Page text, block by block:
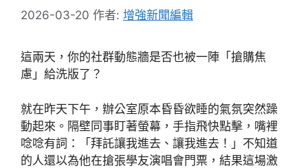
2026-03-20 作者: 增強新聞編輯
這兩天，你的社群動態牆是否也被一陣「搶購焦
慮」給洗版了？
就在昨天下午，辦公室原本昏昏欲睡的氣氛突然躁
動起來。隔壁同事盯著螢幕，手指飛快點擊，嘴裡
唸唸有詞：「拜託讓我進去、讓我進去！」不知道
的人還以為他在搶張學友演唱會門票，結果這場激